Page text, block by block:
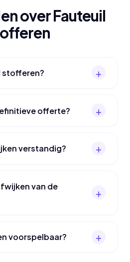
over Fauteuil
stofferen?
offerte?
verstandig?
van de
voorspelbaar?